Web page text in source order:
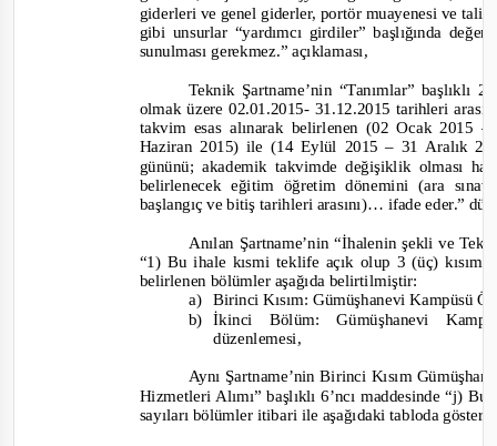
giderleri ve genel giderler, portör muayenesi ve tali
gibi unsurlar “yardımcı girdiler” başlığında
sunulması gerekmez.”açıklaması,
Teknik Şartname’nin “Tanımlar” başlıklı
olmak üzere 02.01.2015- 31.12.2015 tarihleri
takvim esas alınarak belirlenen (02 Ocak 2015
Haziran 2015) ile (14 Eylül 2015 – 31 Aralık
gününü; akademik takvimde değişiklik olması
belirlenecek eğitim öğretim dönemini (ara
başlangıç ve bitiş tarihleri arasını)… ifade eder.”
Anılan Şartname’nin “İhalenin şekli ve
“1) Bu ihale kısmi teklife açık olup 3 (üç)
belirlenen bölümler aşağıda belirtilmiştir:
a) Birinci Kısım: Gümüşhanevi Kampüsü
b)İkinci Bölüm: Gümüşhanevi
düzenlemesi,
Aynı Şartname’nin Birinci Kısım
Hizmetleri Alımı” başlıklı 6’ncı maddesinde“j) Bu
sayıları bölümler itibari ile aşağıdaki tabloda